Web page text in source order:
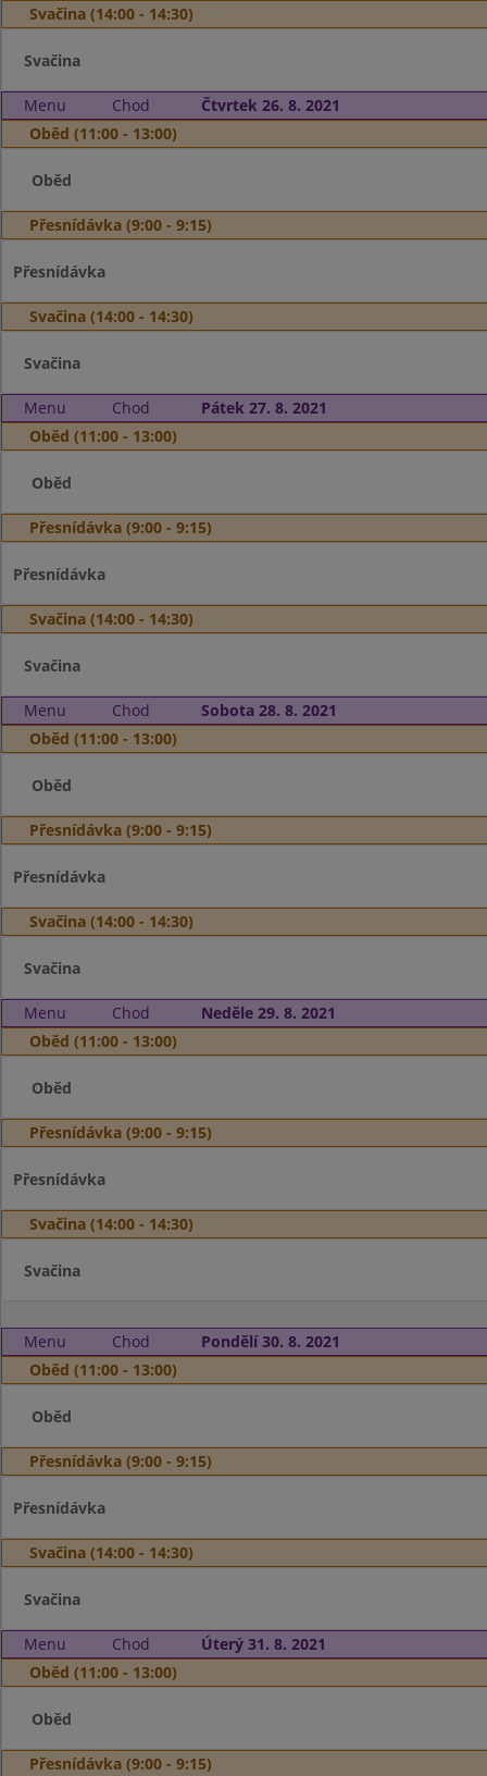
Svačina (14:00 - 14:30)
Svačina
Menu Chod
Čtvrtek 26. 8. 2021
Oběd (11:00 - 13:00)
Oběd
Přesnídávka (9:00 - 9:15)
Přesnídávka
Svačina (14:00 - 14:30)
Svačina
Menu Chod
Pátek 27. 8. 2021
Oběd (11:00 - 13:00)
Oběd
Přesnídávka (9:00 - 9:15)
Přesnídávka
Svačina (14:00 - 14:30)
Svačina
Menu Chod
Sobota 28. 8. 2021
Oběd (11:00 - 13:00)
Oběd
Přesnídávka (9:00 - 9:15)
Přesnídávka
Svačina (14:00 - 14:30)
Svačina
Menu Chod
Neděle 29. 8. 2021
Oběd (11:00 - 13:00)
Oběd
Přesnídávka (9:00 - 9:15)
Přesnídávka
Svačina (14:00 - 14:30)
Svačina
Menu Chod
Pondělí 30. 8. 2021
Oběd (11:00 - 13:00)
Oběd
Přesnídávka (9:00 - 9:15)
Přesnídávka
Svačina (14:00 - 14:30)
Svačina
Menu Chod
Úterý 31. 8. 2021
Oběd (11:00 - 13:00)
Oběd
Přesnídávka (9:00 - 9:15)